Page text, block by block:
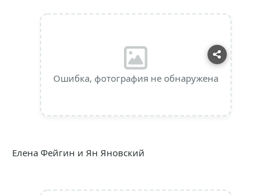
Ошибка, фотография не обнаружена
Елена Фейгин и Ян Яновский